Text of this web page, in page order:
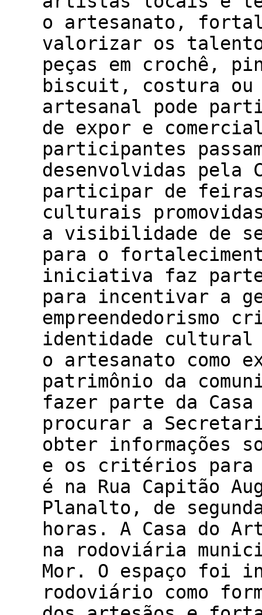
o artesanato,
valorizar os
peças em crochê,
biscuit, costura ou
artesanal pode
de expor e
participantes
desenvolvidas pela
participar de
culturais
a visibilidade de
para o
iniciativa faz parte
para incentivar a
empreendedorismo
identidade cultural
o artesanato como
patrimônio da
fazer parte da Casa
procurar a
obter informações
e os critérios para
é na Rua Capitão
Planalto, de
horas. A Casa do
na rodoviária
Mor. O espaço foi
rodoviário como